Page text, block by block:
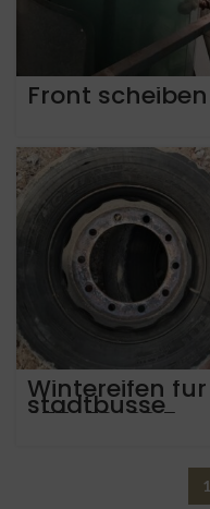
Front scheiben
Wintereifen fur
stadtbusse
275-70-22,5
1